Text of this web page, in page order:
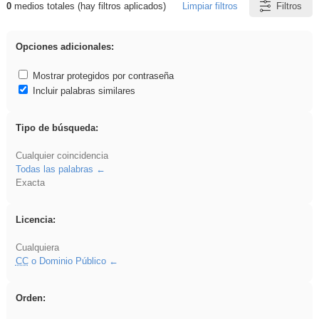
Resultados de: ritmo
0medios totales (hay filtros aplicados) Limpiar filtros Filtros
Opciones adicionales:
Mostrar protegidos por contraseña
Incluir palabras similares
Tipo de búsqueda:
Cualquier coincidencia
Todas las palabras
Exacta
Licencia:
Cualquiera
CCo Dominio Público
Orden: